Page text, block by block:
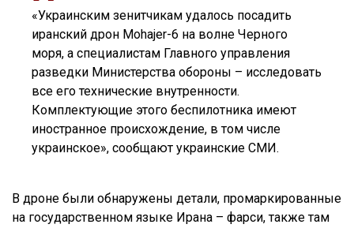
«Украинским зенитчикам удалось посадить
иранский дрон Mohajer-6 на волне Черного
моря, а специалистам Главного управления
разведки Министерства обороны – исследовать
все его технические внутренности.
Комплектующие этого беспилотника имеют
иностранное происхождение, в том числе
украинское», сообщают украинские СМИ.
В дроне были обнаружены детали, промаркированные
на государственном языке Ирана – фарси, также там